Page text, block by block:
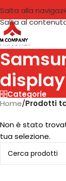
Salta alla
Salta al
display
Categorie
Home/Prodotti
Non è stato
tua selezione.